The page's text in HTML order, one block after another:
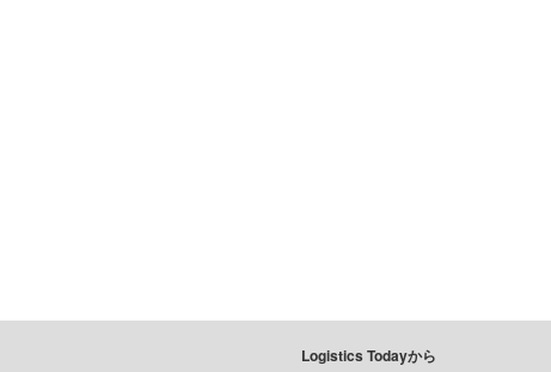
Logistics Todayから